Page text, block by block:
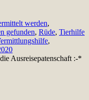
werden,
gefunden, Rüde, Tierhilfe
,
Ausreisepatenschaft :-*